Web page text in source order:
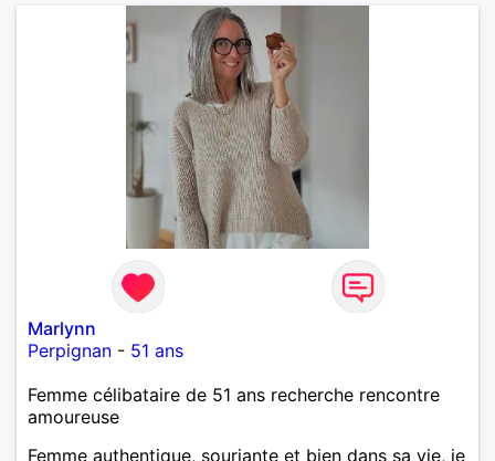
Marlynn
Perpignan - 51 ans
Femme célibataire de 51 ans recherche rencontre
amoureuse
Femme authentique, souriante et bien dans sa vie, je